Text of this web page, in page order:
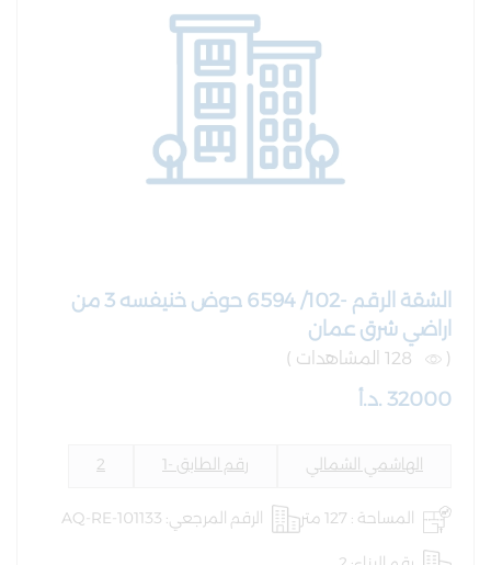
الشقة الرقم -102/ 6594 حوض خنيفسه 3 من
اراضي شرق عمان
(
32000 .د.أ
الهاشمي الشمالي رقم الطابق -1 2
المساحة : 127 متر
الرقم المرجعي: AQ-RE-101133